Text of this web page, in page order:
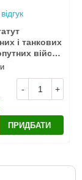
і танкових
військ
2
- +
ПРИДБАТИ